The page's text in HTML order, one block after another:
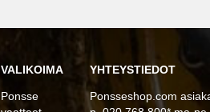
VALIKOIMA
Ponsse
YHTEYSTIEDOT
Ponsseshop.com